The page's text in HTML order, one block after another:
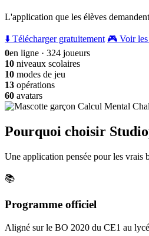
L'application que les élèves
⬇️ Télécharger gratuitement 🎮 Voir les
0en ligne · 324 joueurs
10 niveaux scolaires
10 modes de jeu
13 opérations
60 avatars
Pourquoi choisir
Une application pensée pour les vrais
📚
Programme officiel
Aligné sur le BO 2020 du CE1 au